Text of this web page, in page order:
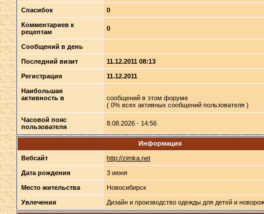
Спасибок 0
Комментариев к
рецептам
0
Сообщений в день
Последний визит 11.12.2011 08:13
Регистрация 11.12.2011
Наибольшая
активность в
сообщений в этом форуме
( 0% всех активных сообщений пользователя )
Часовой пояс
пользователя
8.08.2026 - 14:56
Информация
Вебсайт http://zimka.net
Дата рождения 3 июня
Место жительства Новосибирск
Увлечения Дизайн и производство одежды для детей и